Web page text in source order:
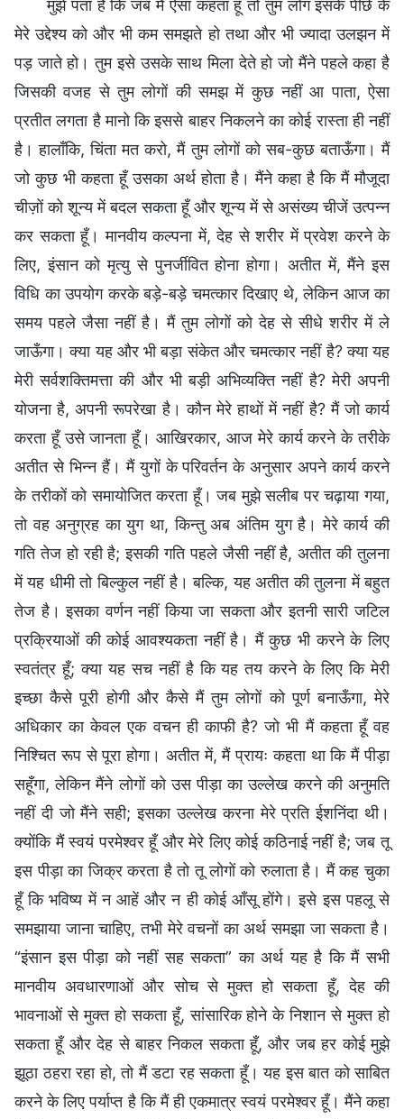
मुझे पता है कि जब मैं ऐसा कहता हूँ तो तुम लोग इसके पीछे के
मेरे उद्देश्य को और भी कम समझते हो तथा और भी ज्यादा उलझन में
पड़ जाते हो। तुम इसे उसके साथ मिला देते हो जो मैंने पहले कहा है
जिसकी वजह से तुम लोगों की समझ में कुछ नहीं आ पाता, ऐसा
प्रतीत लगता है मानो कि इससे बाहर निकलने का कोई रास्ता ही नहीं
है। हालाँकि, चिंता मत करो, मैं तुम लोगों को सब-कुछ बताऊँगा। मैं
जो कुछ भी कहता हूँ उसका अर्थ होता है। मैंने कहा है कि मैं मौजूदा
चीज़ों को शून्य में बदल सकता हूँ और शून्य में से असंख्य चीजें उत्पन्न
कर सकता हूँ। मानवीय कल्पना में, देह से शरीर में प्रवेश करने के
लिए, इंसान को मृत्यु से पुनर्जीवित होना होगा। अतीत में, मैंने इस
विधि का उपयोग करके बड़े-बड़े चमत्कार दिखाए थे, लेकिन आज का
समय पहले जैसा नहीं है। मैं तुम लोगों को देह से सीधे शरीर में ले
जाऊँगा। क्या यह और भी बड़ा संकेत और चमत्कार नहीं है? क्या यह
मेरी सर्वशक्तिमत्ता की और भी बड़ी अभिव्यक्ति नहीं है? मेरी अपनी
योजना है, अपनी रूपरेखा है। कौन मेरे हाथों में नहीं है? मैं जो कार्य
करता हूँ उसे जानता हूँ। आखिरकार, आज मेरे कार्य करने के तरीके
अतीत से भिन्न हैं। मैं युगों के परिवर्तन के अनुसार अपने कार्य करने
के तरीकों को समायोजित करता हूँ। जब मुझे सलीब पर चढ़ाया गया,
तो वह अनुग्रह का युग था, किन्तु अब अंतिम युग है। मेरे कार्य की
गति तेज हो रही है; इसकी गति पहले जैसी नहीं है, अतीत की तुलना
में यह धीमी तो बिल्कुल नहीं है। बल्कि, यह अतीत की तुलना में बहुत
तेज है। इसका वर्णन नहीं किया जा सकता और इतनी सारी जटिल
प्रक्रियाओं की कोई आवश्यकता नहीं है। मैं कुछ भी करने के लिए
स्वतंत्र हूँ; क्या यह सच नहीं है कि यह तय करने के लिए कि मेरी
इच्छा कैसे पूरी होगी और कैसे मैं तुम लोगों को पूर्ण बनाऊँगा, मेरे
अधिकार का केवल एक वचन ही काफी है? जो भी मैं कहता हूँ वह
निश्चित रूप से पूरा होगा। अतीत में, मैं प्रायः कहता था कि मैं पीड़ा
सहूँगा, लेकिन मैंने लोगों को उस पीड़ा का उल्लेख करने की अनुमति
नहीं दी जो मैंने सही; इसका उल्लेख करना मेरे प्रति ईशनिंदा थी।
क्योंकि मैं स्वयं परमेश्वर हूँ और मेरे लिए कोई कठिनाई नहीं है; जब तू
इस पीड़ा का जिक्र करता है तो तू लोगों को रुलाता है। मैं कह चुका
हूँ कि भविष्य में न आहें और न ही कोई आँसू होंगे। इसे इस पहलू से
समझाया जाना चाहिए, तभी मेरे वचनों का अर्थ समझा जा सकता है।
“इंसान इस पीड़ा को नहीं सह सकता” का अर्थ यह है कि मैं सभी
मानवीय अवधारणाओं और सोच से मुक्त हो सकता हूँ, देह की
भावनाओं से मुक्त हो सकता हूँ, सांसारिक होने के निशान से मुक्त हो
सकता हूँ और देह से बाहर निकल सकता हूँ, और जब हर कोई मुझे
झूठा ठहरा रहा हो, तो मैं डटा रह सकता हूँ। यह इस बात को साबित
करने के लिए पर्याप्त है कि मैं ही एकमात्र स्वयं परमेश्वर हूँ। मैंने कहा